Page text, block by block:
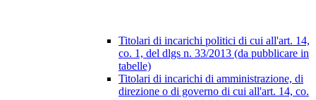
Titolari di incarichi politici di cui all'art. 14,
co. 1, del dlgs n. 33/2013 (da pubblicare in
tabelle)
Titolari di incarichi di amministrazione, di
direzione o di governo di cui all'art. 14, co.